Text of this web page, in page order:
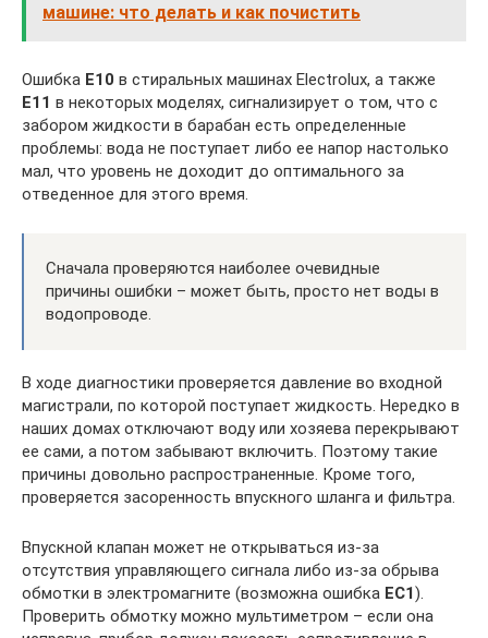
машине: что делать и как почистить
Ошибка E10 в стиральных машинах Electrolux, а также
E11 в некоторых моделях, сигнализирует о том, что с
забором жидкости в барабан есть определенные
проблемы: вода не поступает либо ее напор настолько
мал, что уровень не доходит до оптимального за
отведенное для этого время.
Сначала проверяются наиболее очевидные
причины ошибки – может быть, просто нет воды в
водопроводе.
В ходе диагностики проверяется давление во входной
магистрали, по которой поступает жидкость. Нередко в
наших домах отключают воду или хозяева перекрывают
ее сами, а потом забывают включить. Поэтому такие
причины довольно распространенные. Кроме того,
проверяется засоренность впускного шланга и фильтра.
Впускной клапан может не открываться из-за
отсутствия управляющего сигнала либо из-за обрыва
обмотки в электромагните (возможна ошибка EC1).
Проверить обмотку можно мультиметром – если она